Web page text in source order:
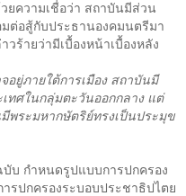
ยความเชื่อว่า สถาบันมีส่วน
มต่อสู้กับประธานองคมนตรีมา
วร้ายว่ามีเบื้องหน้าเบื้องหลัง
อยู่ภายใต้การเมือง สถาบันมี
ทศในกลุ่มตะวันออกกลาง แต่
พระมหากษัตริย์ทรงเป็นประมุข
บ กำหนดรูปแบบการปกครอง
รปกครองระบอบประชาธิปไตย